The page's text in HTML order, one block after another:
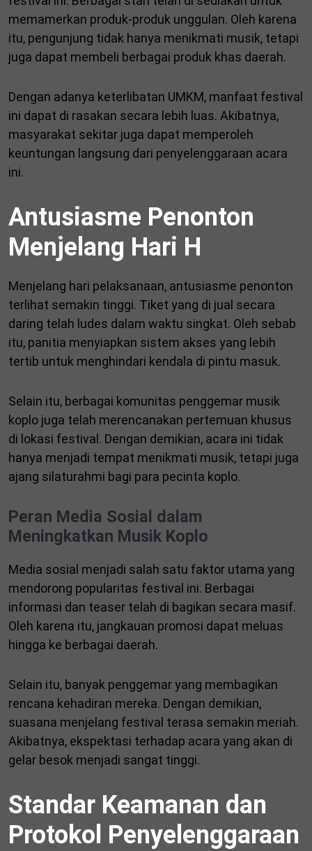
memamerkan produk-produk unggulan. Oleh karena
itu, pengunjung tidak hanya menikmati musik, tetapi
juga dapat membeli berbagai produk khas daerah.
Dengan adanya keterlibatan UMKM, manfaat festival
ini dapat di rasakan secara lebih luas. Akibatnya,
masyarakat sekitar juga dapat memperoleh
keuntungan langsung dari penyelenggaraan acara
ini.
Antusiasme Penonton
Menjelang Hari H
Menjelang hari pelaksanaan, antusiasme penonton
terlihat semakin tinggi. Tiket yang di jual secara
daring telah ludes dalam waktu singkat. Oleh sebab
itu, panitia menyiapkan sistem akses yang lebih
tertib untuk menghindari kendala di pintu masuk.
Selain itu, berbagai komunitas penggemar musik
koplo juga telah merencanakan pertemuan khusus
di lokasi festival. Dengan demikian, acara ini tidak
hanya menjadi tempat menikmati musik, tetapi juga
ajang silaturahmi bagi para pecinta koplo.
Peran Media Sosial dalam
Meningkatkan Musik Koplo
Media sosial menjadi salah satu faktor utama yang
mendorong popularitas festival ini. Berbagai
informasi dan teaser telah di bagikan secara masif.
Oleh karena itu, jangkauan promosi dapat meluas
hingga ke berbagai daerah.
Selain itu, banyak penggemar yang membagikan
rencana kehadiran mereka. Dengan demikian,
suasana menjelang festival terasa semakin meriah.
Akibatnya, ekspektasi terhadap acara yang akan di
gelar besok menjadi sangat tinggi.
Standar Keamanan dan
Protokol Penyelenggaraan